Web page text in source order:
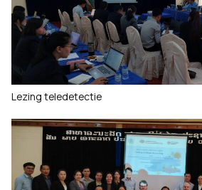
Lezing teledetectie